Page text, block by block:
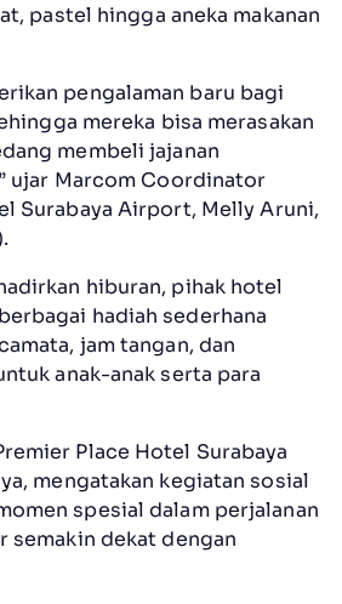
pastel hingga aneka makanan
pengalaman baru bagi
mereka bisa merasakan
membeli jajanan
ujar Marcom Coordinator
Surabaya Airport, Melly Aruni,
hiburan, pihak hotel
hadiah sederhana
jam tangan, dan
anak-anak serta para
Place Hotel Surabaya
mengatakan kegiatan sosial
spesial dalam perjalanan
semakin dekat dengan